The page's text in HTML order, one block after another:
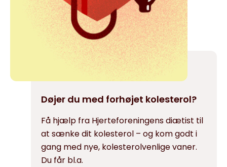
Døjer du med forhøjet kolesterol?
Få hjælp fra Hjerteforeningens diætist til
at sænke dit kolesterol – og kom godt i
gang med nye, kolesterolvenlige vaner.
Du får bl.a.